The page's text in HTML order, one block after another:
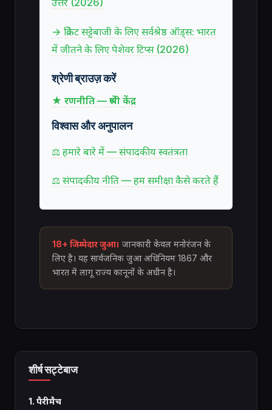
उत्तर (2026)
→ क्रिकेट सट्टेबाजी के लिए सर्वश्रेष्ठ ऑड्स: भारत
में जीतने के लिए पेशेवर टिप्स (2026)
श्रेणी ब्राउज़ करें
★ रणनीति — श्रेणी केंद्र
विश्वास और अनुपालन
⚖ हमारे बारे में — संपादकीय स्वतंत्रता
⚖ संपादकीय नीति — हम समीक्षा कैसे करते हैं
18+ जिम्मेदार जुआ। जानकारी केवल मनोरंजन के
लिए है। यह सार्वजनिक जुआ अधिनियम 1867 और
भारत में लागू राज्य कानूनों के अधीन है।
शीर्ष सट्टेबाज
1. पैरीमैच